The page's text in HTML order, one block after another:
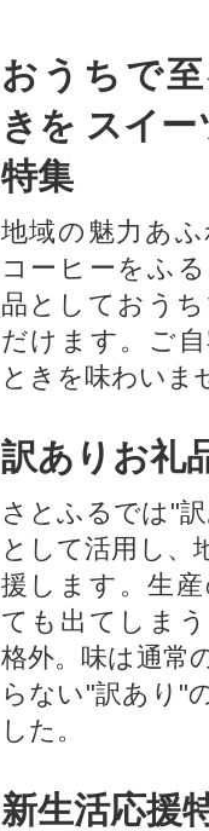
おうちで
きを スイ
特集
地域の魅力あ
コーヒーをふ
品としておう
だけます。ご
ときを味わいま
訳ありお礼
さとふるでは"
として活用し、
援します。⽣
ても出てしま
格外。味は通常
らない"訳あり"
した。
新生活応援